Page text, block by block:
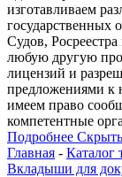
изготавливаем
Судов,
любую другую
лицензий и
предложениями к
имеем право
компетентные
Подробнее Скрыть
Главная - Каталог
Вкладыши для